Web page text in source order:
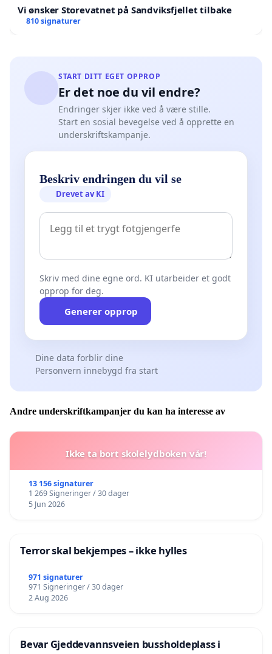
Vi ønsker Storevatnet på Sandviksfjellet tilbake
810 signaturer
START DITT EGET OPPROP
Er det noe du vil endre?
Endringer skjer ikke ved å være stille.
Start en sosial bevegelse ved å opprette en
underskriftskampanje.
Beskriv endringen du vil se
Drevet av KI
Skriv med dine egne ord. KI utarbeider et godt
opprop for deg.
Generer opprop
Dine data forblir dine
Personvern innebygd fra start
Andre underskriftkampanjer du kan ha interesse av
Ikke ta bort skolelydboken vår!
13 156 signaturer
1 269 Signeringer / 30 dager
5 Jun 2026
Terror skal bekjempes – ikke hylles
971 signaturer
971 Signeringer / 30 dager
2 Aug 2026
Bevar Gjeddevannsveien bussholdeplass i